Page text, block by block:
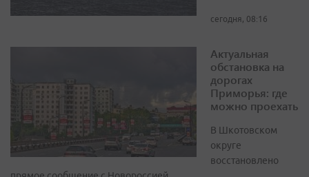
сегодня, 08:16
Актуальная
обстановка на
дорогах
Приморья: где
можно проехать
В Шкотовском
округе
восстановлено